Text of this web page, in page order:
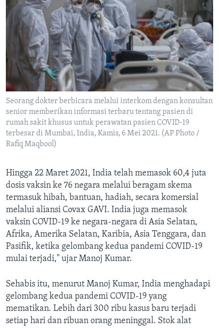
Seorang dokter berbicara melalui interkom dengan konsultan
senior memberikan informasi terbaru tentang pasien di
rumah sakit khusus untuk perawatan pasien COVID-19
terbesar di Mumbai, India, Kamis, 6 Mei 2021. (AP Photo /
Rafiq Maqbool)
Hingga 22 Maret 2021, India telah memasok 60,4 juta
dosis vaksin ke 76 negara melalui beragam skema
termasuk hibah, bantuan, hadiah, secara komersial
melalui aliansi Covax GAVI. India juga memasok
vaksin COVID-19 ke negara-negara di Asia Selatan,
Afrika, Amerika Selatan, Karibia, Asia Tenggara, dan
Pasifik, ketika gelombang kedua pandemi COVID-19
mulai terjadi," ujar Manoj Kumar.
Sehabis itu, menurut Manoj Kumar, India menghadapi
gelombang kedua pandemi COVID-19 yang
mematikan. Lebih dari 300 ribu kasus baru terjadi
setiap hari dan ribuan orang meninggal. Stok alat